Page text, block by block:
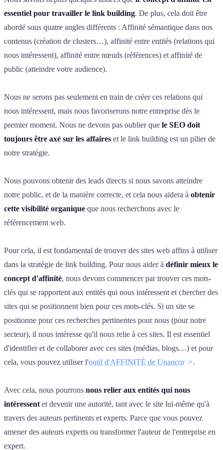
essentiel pour travailler le link building. De plus, cela doit être
abordé sous quatre angles différents : Affinité sémantique dans nos
contenus (création de clusters…), affinité entre entités (relations qui
nous intéressent), affinité entre nœuds (références) et affinité de
public (atteindre votre audience).
Nous ne serons pas seulement en train de créer ces relations qui
nous intéressent, mais nous favoriserons notre entreprise dès le
premier moment. Nous ne devons pas oublier que le SEO doit
toujours être axé sur les affaires et le link building est un pilier de
notre stratégie.
Nous pouvons obtenir des leads directs si nous savons atteindre
notre public, et de la manière correcte, et cela nous aidera à obtenir
cette visibilité organique que nous recherchons avec le
référencement web.
Pour cela, il est fondamental de trouver des sites web affins à utiliser
dans la stratégie de link building. Pour nous aider à définir mieux le
concept d'affinité, nous devons commencer par trouver ces mots-
clés qui se rapportent aux entités qui nous intéressent et chercher des
sites qui se positionnent bien pour ces mots-clés. Si un site se
positionne pour ces recherches pertinentes pour nous (pour notre
secteur), il nous intéresse qu'il nous relie à ces sites. Il est essentiel
d'identifier et de collaborer avec ces sites (médias, blogs…) et pour
cela, vous pouvez utiliser l'outil d'AFFINITÉ de Unancor .
Avec cela, nous pourrons nous relier aux entités qui nous
intéressent et devenir une autorité, tant avec le site lui-même qu'à
travers des auteurs pertinents et experts. Parce que vous pouvez
amener des auteurs experts ou transformer l'auteur de l'entreprise en
expert.